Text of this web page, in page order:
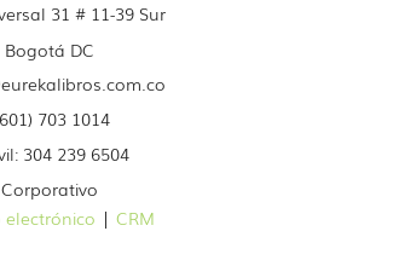
31 # 11-39 Sur
Bogotá DC
703 1014
304 239 6504
Corporativo
electrónico | CRM